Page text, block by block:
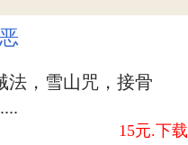
法，雪山咒，接骨
15元.下载